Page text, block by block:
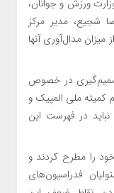
ورزش و جوانان،
شجیع، مدیر مرکز
میزان مدال‌آوری آنها
در خصوص
کمیته ملی المپیک و
در فهرست این
را مطرح کردند و
فدراسیون‌های